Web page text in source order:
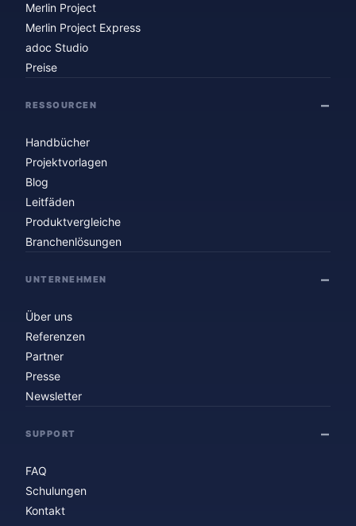
Merlin Project
Merlin Project Express
adoc Studio
Preise
RESSOURCEN
Handbücher
Projektvorlagen
Blog
Leitfäden
Produktvergleiche
Branchenlösungen
UNTERNEHMEN
Über uns
Referenzen
Partner
Presse
Newsletter
SUPPORT
FAQ
Schulungen
Kontakt